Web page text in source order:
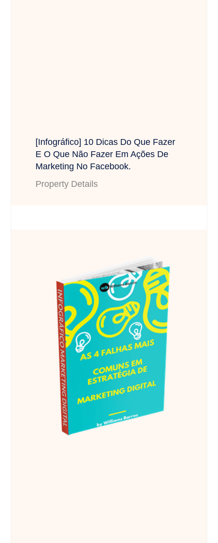
[Infográfico] 10 Dicas Do Que Fazer
E O Que Não Fazer Em Ações De
Marketing No Facebook.
Property Details